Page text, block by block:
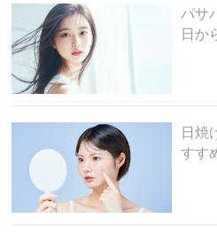
パサ
日か
日焼
すす